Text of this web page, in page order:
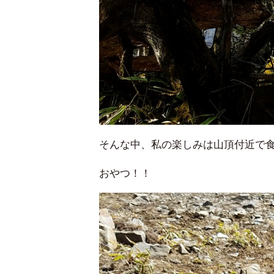
そんな中、私の楽しみは山頂付近で
おやつ！！